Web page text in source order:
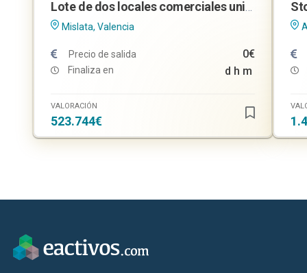
Lote de dos locales comerciales unidos en Mislata (Valencia)
Mislata, Valencia
Precio de salida 0€
Finaliza en d h m
VALORACIÓN
523.744€